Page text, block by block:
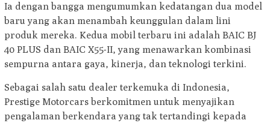
Ia dengan bangga mengumumkan kedatangan dua model
baru yang akan menambah keunggulan dalam lini
produk mereka. Kedua mobil terbaru ini adalah BAIC BJ
40 PLUS dan BAIC X55-II, yang menawarkan kombinasi
sempurna antara gaya, kinerja, dan teknologi terkini.
Sebagai salah satu dealer terkemuka di Indonesia,
Prestige Motorcars berkomitmen untuk menyajikan
pengalaman berkendara yang tak tertandingi kepada